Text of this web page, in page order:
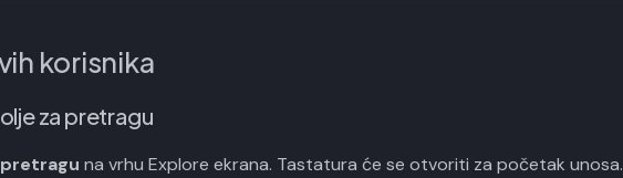
korisnika
za pretragu
pretragu na vrhu Explore ekrana. Tastatura će se otvoriti za početak unosa.